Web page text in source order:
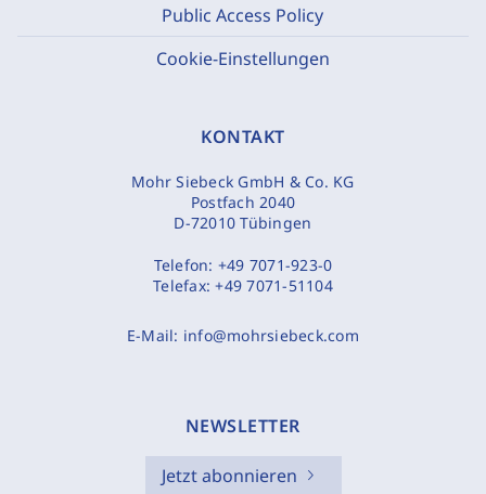
Public Access Policy
Cookie-Einstellungen
KONTAKT
Mohr Siebeck GmbH & Co. KG
Postfach 2040
D-72010 Tübingen
Telefon: +49 7071-923-0
Telefax:+49 7071-51104
E-Mail: info@mohrsiebeck.com
NEWSLETTER
Jetzt abonnieren